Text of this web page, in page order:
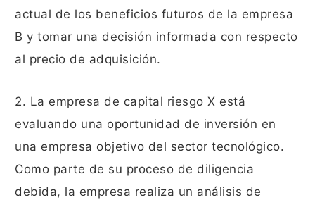
actual de los beneficios futuros de la empresa
B y tomar una decisión informada con respecto
al precio de adquisición.
2. La empresa de capital riesgo X está
evaluando una oportunidad de inversión en
una empresa objetivo del sector tecnológico.
Como parte de su proceso de diligencia
debida, la empresa realiza un análisis de